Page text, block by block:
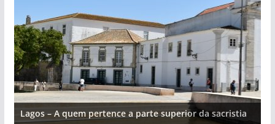
Lagos – A quem pertence a parte superior da sacristia